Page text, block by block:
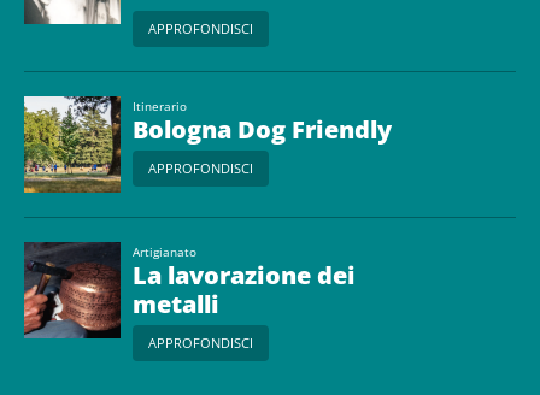
APPROFONDISCI
Itinerario
Bologna Dog Friendly
APPROFONDISCI
Artigianato
La lavorazione dei
metalli
APPROFONDISCI